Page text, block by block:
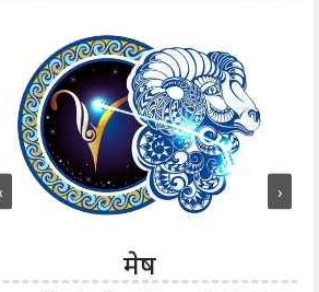
मेष
‹ ›